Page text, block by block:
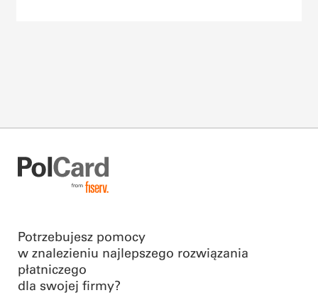
Potrzebujesz pomocy
w znalezieniu najlepszego rozwiązania
płatniczego
dla swojej firmy?